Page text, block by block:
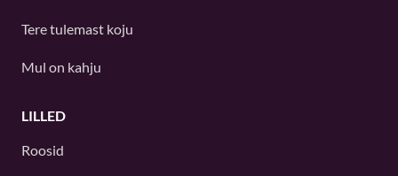
Tere tulemast koju
Mul on kahju
LILLED
Roosid